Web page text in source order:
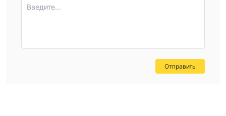
Введите...
Отправить